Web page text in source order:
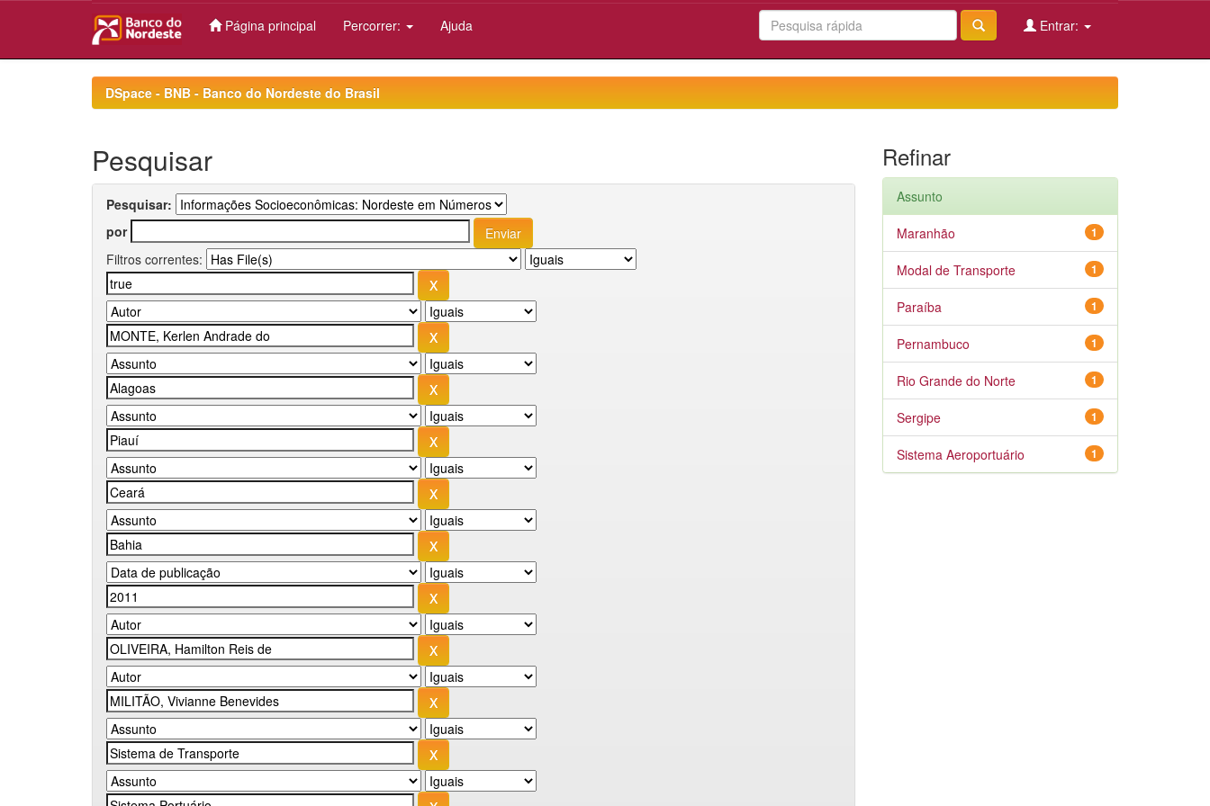
Página principal Percorrer: Ajuda Entrar:
DSpace - BNB - Banco do Nordeste do Brasil
Pesquisar
Pesquisar:
por
Filtros correntes:
Refinar
Assunto
1
Maranhão
1
Modal de Transporte
1
Paraíba
1
Pernambuco
1
Rio Grande do Norte
1
Sergipe
1
Sistema Aeroportuário